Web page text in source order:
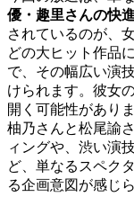
優・趣里さんの快
されているのが、
どの大ヒット作品
で、その幅広い演
けられます。彼女
開く可能性があり
柚乃さんと松尾諭
ィングや、渋い演
ど、単なるスペク
る企画意図が感じ